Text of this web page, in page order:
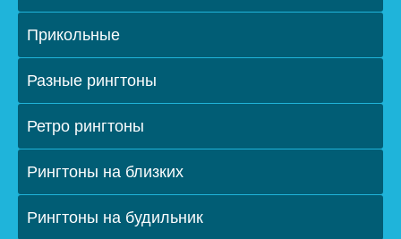
Прикольные
Разные рингтоны
Ретро рингтоны
Рингтоны на близких
Рингтоны на будильник